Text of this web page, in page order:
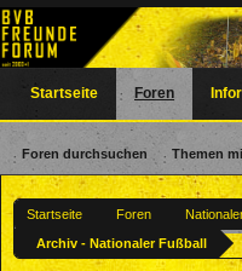
Startseite Foren
Archiv - Nationaler Fußball
Startseite Foren
Foren durchsuchen Themen